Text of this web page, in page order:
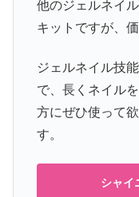
他のジェルネイ
キットですが、
ジェルネイル技
で、長くネイル
方にぜひ使って
す。
シャイ